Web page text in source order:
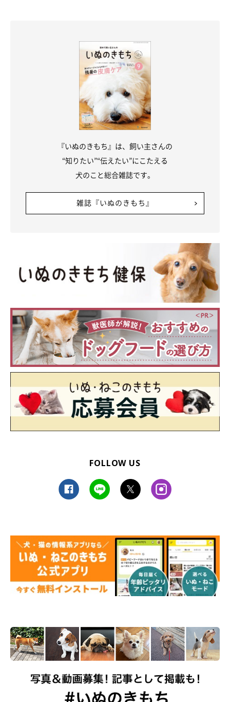
『いぬのきもち』は、飼い主さんの
“知りたい”“伝えたい”にこたえる
犬のこと総合雑誌です。
雑誌『いぬのきもち』
FOLLOW US